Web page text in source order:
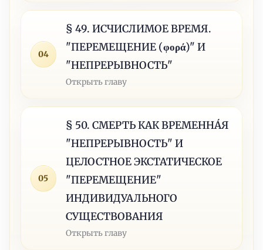
04
§ 49. ИСЧИСЛИМОЕ ВРЕМЯ.
"ПЕРЕМЕЩЕНИЕ (φορά)" И
"НЕПРЕРЫВНОСТЬ"
Открыть главу
05
§ 50. СМЕРТЬ КАК ВРЕМЕННÁЯ
"НЕПРЕРЫВНОСТЬ" И
ЦЕЛОСТНОЕ ЭКСТАТИЧЕСКОЕ
"ПЕРЕМЕЩЕНИЕ"
ИНДИВИДУАЛЬНОГО
СУЩЕСТВОВАНИЯ
Открыть главу